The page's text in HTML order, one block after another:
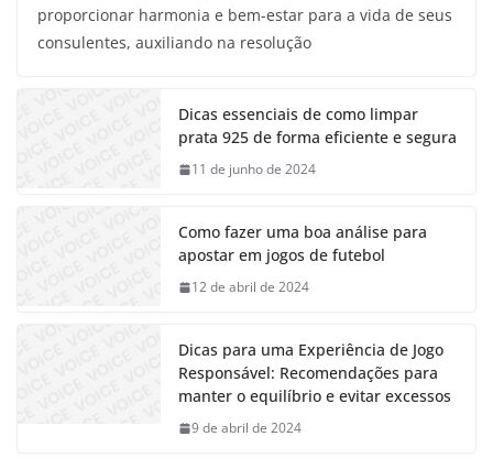
proporcionar harmonia e bem-estar para a vida de seus
consulentes, auxiliando na resolução
Dicas essenciais de como limpar
prata 925 de forma eficiente e segura
11 de junho de 2024
Como fazer uma boa análise para
apostar em jogos de futebol
12 de abril de 2024
Dicas para uma Experiência de Jogo
Responsável: Recomendações para
manter o equilíbrio e evitar excessos
9 de abril de 2024